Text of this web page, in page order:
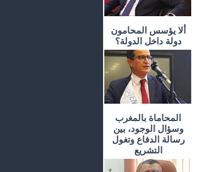
ألا يؤسس المحامون
دولة داخل الدولة؟
المحاماة بالمغرب
وسؤال الوجود، بين
رسالة الدفاع وتغول
التشريع